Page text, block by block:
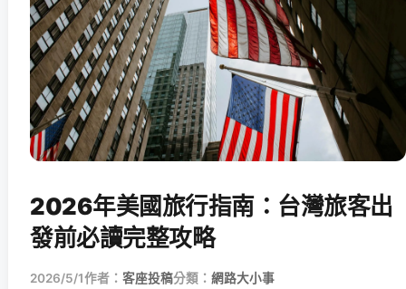
2026年美國旅行指南：台灣旅客出
發前必讀完整攻略
2026/5/1作者： 客座投稿分類： 網路大小事